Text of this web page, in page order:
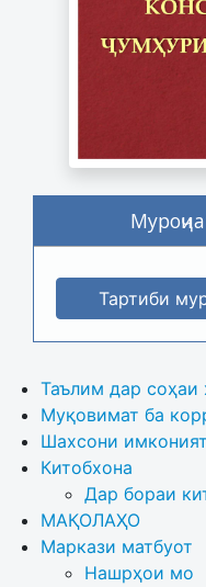
Тартиби
Таълим дар соҳаи
Муқовимат ба
Шахсони
Китобхона
Дар бораи
МАҚОЛАҲО
Маркази матбуот
Нашрҳои мо